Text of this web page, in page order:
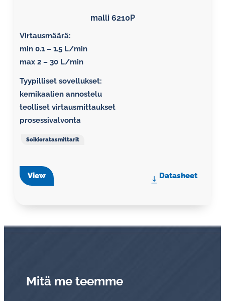
malli 6210P
Virtausmäärä:
min 0.1 – 1.5 L/min
max 2 – 30 L/min
Tyypilliset sovellukset:
kemikaalien annostelu
teolliset virtausmittaukset
prosessivalvonta
Soikioratasmittarit
View Datasheet
Mitä me teemme